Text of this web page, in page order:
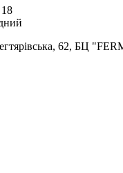
18
62, БЦ